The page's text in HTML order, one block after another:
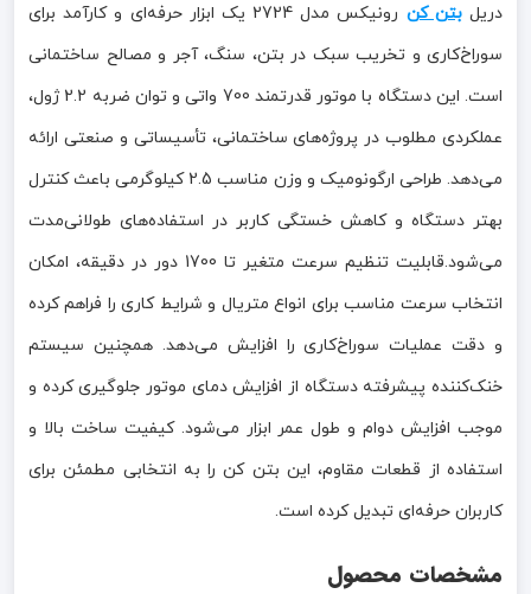
دریلبتن کن
رونیکس مدل 2724 یک ابزار حرفه‌ای و کارآمد برای
سوراخ‌کاری و تخریب سبک در بتن، سنگ، آجر و مصالح ساختمانی
است. این دستگاه با موتور قدرتمند 700 واتی و توان ضربه 2.2 ژول،
عملکردی مطلوب در پروژه‌های ساختمانی، تأسیساتی و صنعتی ارائه
می‌دهد. طراحی ارگونومیک و وزن مناسب 2.5 کیلوگرمی باعث کنترل
بهتر دستگاه و کاهش خستگی کاربر در استفاده‌های طولانی‌مدت
می‌شود.قابلیت تنظیم سرعت متغیر تا 1700 دور در دقیقه، امکان
انتخاب سرعت مناسب برای انواع متریال و شرایط کاری را فراهم کرده
و دقت عملیات سوراخ‌کاری را افزایش می‌دهد. همچنین سیستم
خنک‌کننده پیشرفته دستگاه از افزایش دمای موتور جلوگیری کرده و
موجب افزایش دوام و طول عمر ابزار می‌شود. کیفیت ساخت بالا و
استفاده از قطعات مقاوم، این بتن کن را به انتخابی مطمئن برای
کاربران حرفه‌ای تبدیل کرده است.
مشخصات محصول